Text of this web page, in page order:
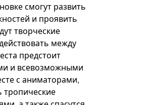
смогут развить
и проявить
творческие
между
предстоит
и всевозможными
с аниматорами,